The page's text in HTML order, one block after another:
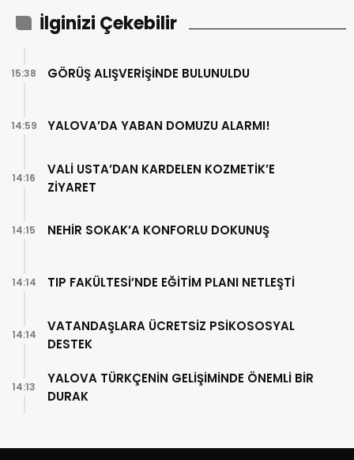
İlginizi Çekebilir
GÖRÜŞ ALIŞVERİŞİNDE BULUNULDU
15:38
YALOVA’DA YABAN DOMUZU ALARMI!
14:59
VALİ USTA’DAN KARDELEN KOZMETİK’E
ZİYARET
14:16
NEHİR SOKAK’A KONFORLU DOKUNUŞ
14:15
TIP FAKÜLTESİ’NDE EĞİTİM PLANI NETLEŞTİ
14:14
VATANDAŞLARA ÜCRETSİZ PSİKOSOSYAL
DESTEK
14:14
YALOVA TÜRKÇENİN GELİŞİMİNDE ÖNEMLİ BİR
DURAK
14:13